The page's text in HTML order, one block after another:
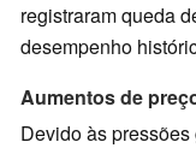
registraram queda
desempenho
Aumentos de
Devido às